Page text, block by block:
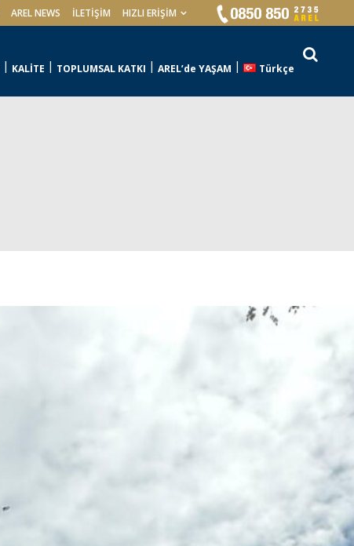
AREL NEWS İLETIŞIM HIZLI ERİŞİM
KALİTE TOPLUMSAL KATKI AREL’de YAŞAM Türkçe